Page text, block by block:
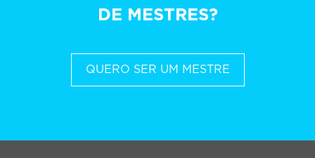
DE MESTRES?
QUERO SER UM MESTRE